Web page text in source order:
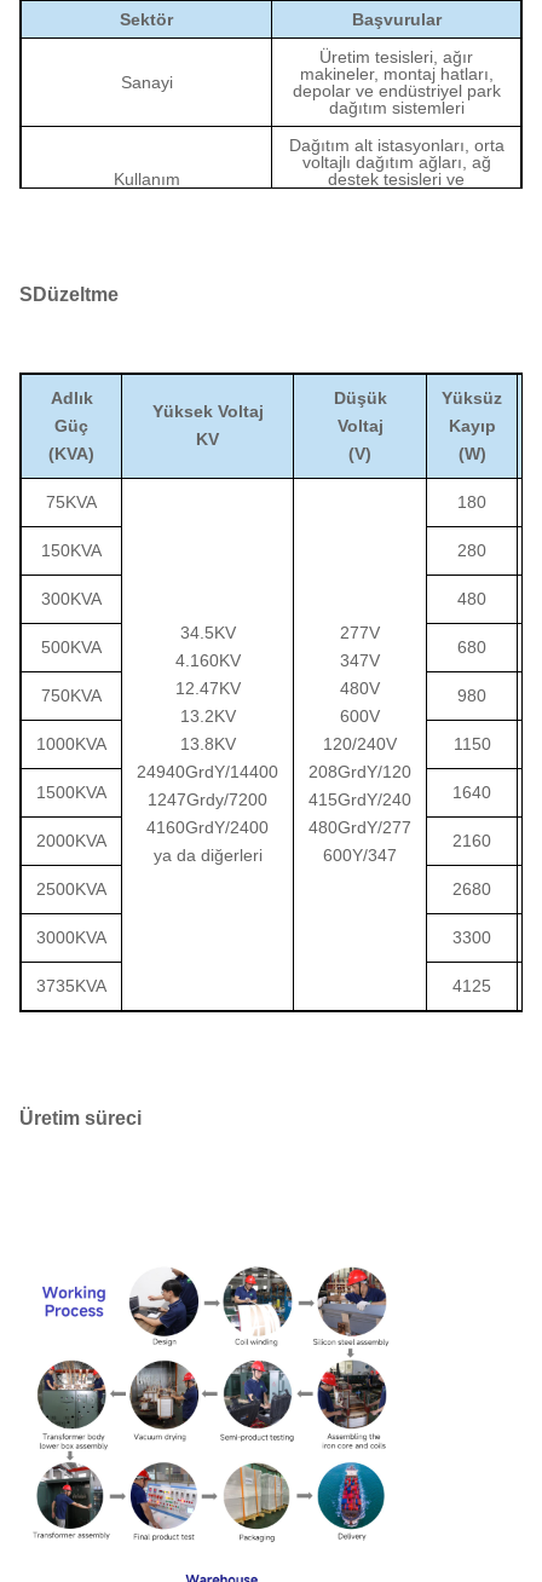
Sektör Başvurular
Sanayi
Üretim tesisleri, ağır
makineler, montaj hatları,
depolar ve endüstriyel park
dağıtım sistemleri
Kullanım
Dağıtım alt istasyonları, orta
voltajlı dağıtım ağları, ağ
destek tesisleri ve
Altyapı
sistemleri, su arıtma
tesisleri, belediye projeleri
ve kamu hizmeti tesisleri
S Düzeltme
Adlık
Güç
(KVA)
Yüksek Voltaj
KV
Düşük
Voltaj
(V)
Yüksüz
Kayıp
(W)
75KVA
34.5KV
4.160KV
12.47KV
13.2KV
13.8KV
24940GrdY/14400
1247Grdy/7200
4160GrdY/2400
ya da diğerleri
277V
347V
480V
600V
120/240V
208GrdY/120
415GrdY/240
480GrdY/277
600Y/347
180
150KVA 280
300KVA 480
500KVA 680
750KVA 980
1000KVA 1150
1500KVA 1640
2000KVA 2160
2500KVA 2680
3000KVA 3300
3735KVA 4125
Üretim süreci